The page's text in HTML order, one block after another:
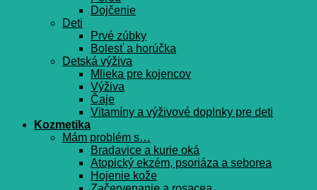
Dojčenie
Deti
Prvé zúbky
Bolesť a horúčka
Detská výživa
Mlieka pre kojencov
Výživa
Čaje
Vitamíny a výživové doplnky pre deti
Kozmetika
Mám problém s…
Bradavice a kurie oká
Atopický ekzém, psoriáza a seborea
Hojenie kože